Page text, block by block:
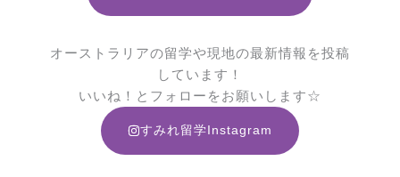
オーストラリアの留学や現地の最新情報を投稿
しています！
いいね！とフォローをお願いします☆
すみれ留学Instagram